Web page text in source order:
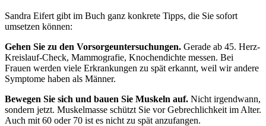
Sandra Eifert gibt im Buch ganz konkrete Tipps, die Sie sofort
umsetzen können:
Gehen Sie zu den Vorsorgeuntersuchungen. Gerade ab 45. Herz-
Kreislauf-Check, Mammografie, Knochendichte messen. Bei
Frauen werden viele Erkrankungen zu spät erkannt, weil wir andere
Symptome haben als Männer.
Bewegen Sie sich und bauen Sie Muskeln auf. Nicht irgendwann,
sondern jetzt. Muskelmasse schützt Sie vor Gebrechlichkeit im Alter.
Auch mit 60 oder 70 ist es nicht zu spät anzufangen.